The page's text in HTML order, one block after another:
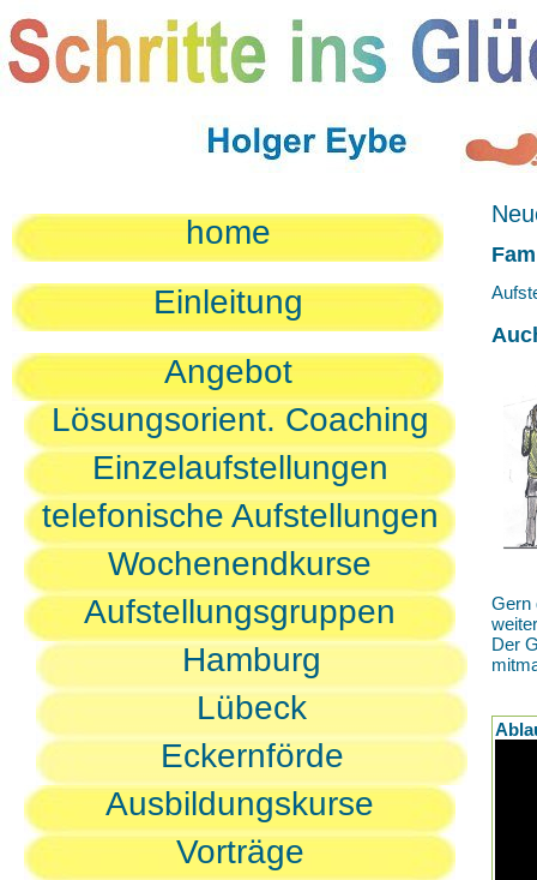
home
Einleitung
Angebot
Lösungsorient. Coaching
Einzelaufstellungen
telefonische Aufstellungen
Wochenendkurse
Aufstellungsgruppen
Hamburg
Lübeck
Eckernförde
Ausbildungskurse
Vorträge
Gern
Der